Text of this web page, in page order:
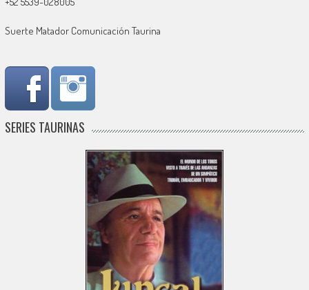
Suerte Matador Comunicación Taurina
SERIES TAURINAS